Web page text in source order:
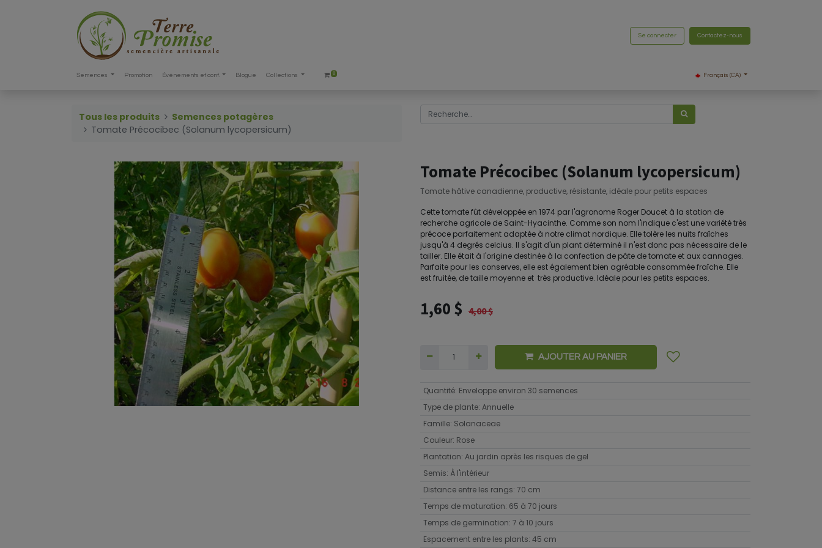
Se connecter Contactez-nous
Semences Promotion Événements et conf. Blogue Collections 0 Français (CA)
Tous les produits
Semences potagères
Tomate Précocibec (Solanum lycopersicum)
Tomate Précocibec (Solanum lycopersicum)
Tomate hâtive canadienne, productive, résistante, idéale pour petits espaces
Cette tomate fût développée en 1974 par l'agronome Roger Doucet à la station de
recherche agricole de Saint-Hyacinthe. Comme son nom l'indique c'est une variété très
précoce parfaitement adaptée à notre climat nordique. Elle tolère les nuits fraîches
jusqu'à 4 degrés celcius. Il s'agit d'un plant déterminé il n'est donc pas nécessaire de le
tailler. Elle était à l'origine destinée à la confection de pâte de tomate et aux cannages.
Parfaite pour les conserves, elle est également bien agréable consommée fraîche. Elle
est fruitée, de taille moyenne et très productive. Idéale pour les petits espaces.
1,60 $ 4,00$
AJOUTER AU PANIER
Quantité: Enveloppe environ 30 semences
Type de plante: Annuelle
Famille: Solanaceae
Couleur: Rose
Plantation: Au jardin après les risques de gel
Semis: À l'intérieur
Distance entre les rangs: 70 cm
Temps de maturation: 65 à 70 jours
Temps de germination: 7 à 10 jours
Espacement entre les plants: 45 cm